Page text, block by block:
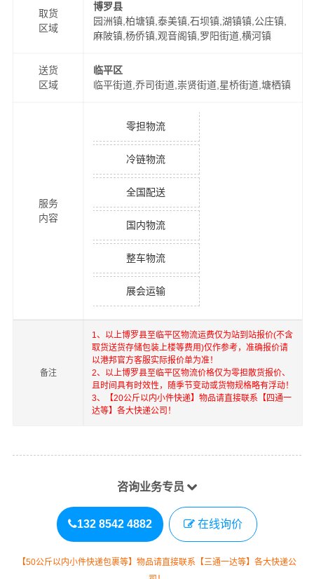
取货
区域
博罗县
园洲镇,柏塘镇,泰美镇,石坝镇,湖镇镇,公庄镇,
麻陂镇,杨侨镇,观音阁镇,罗阳街道,横河镇
送货
区域
临平区
临平街道,乔司街道,崇贤街道,星桥街道,塘栖镇
服务
内容
零担物流
冷链物流
全国配送
国内物流
整车物流
展会运输
备注
1、以上博罗县至临平区物流运费仅为站到站报价(不含
取货送货存储包装上楼等费用)仅作参考，准确报价请
以港邦官方客服实际报价单为准！
2、以上博罗县至临平区物流价格仅为零担散货报价、
且时间具有时效性，随季节变动或货物规格略有浮动！
3、【20公斤以内小件快递】物品请直接联系【四通一
达等】各大快递公司！
咨询业务专员
132 8542 4882 在线询价
【50公斤以内小件快递包裹等】物品请直接联系【三通一达等】各大快递公